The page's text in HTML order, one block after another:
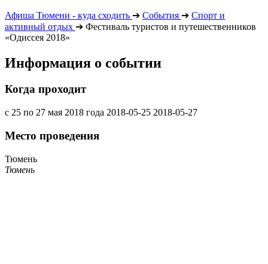
Афиша Тюмени - куда сходить ➔ События ➔ Спорт и
активный отдых ➔ Фестиваль туристов и путешественников
«Одиссея 2018»
Информация о событии
Когда проходит
с 25 по 27 мая 2018 года 2018-05-25 2018-05-27
Место проведения
Тюмень
Тюмень